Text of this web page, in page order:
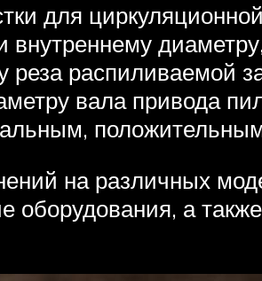
для
внутреннему
реза распиливаемой
вала привода
на различных
оборудования, а